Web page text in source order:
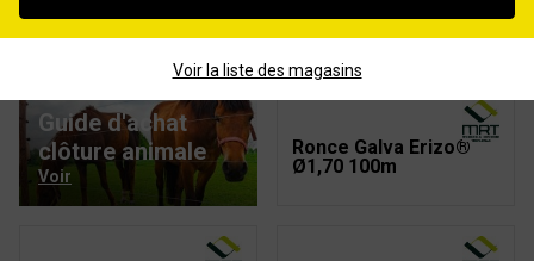
Bobine fil galvanisé
5kg Ø2,70
Bobine fil galvanisé
5kg Ø2,20
Guide d'achat
clôture animale
Voir
Ronce Galva Erizo®
Ø1,70 100m
Voir la liste des magasins